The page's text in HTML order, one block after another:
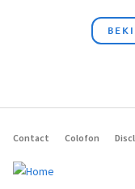
Footer
navigation
Contact Colofon